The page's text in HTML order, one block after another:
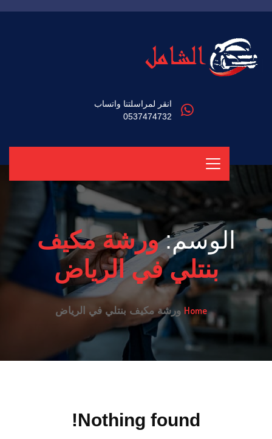
انقر لمراسلتنا واتساب
0537474732
الوسم:ورشة مكيف
بنتلي في الرياض
Home ورشة مكيف بنتلي في الرياض
Nothing found!